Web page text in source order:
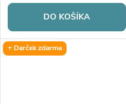
DO KOŠÍKA
+ Darček zdarma